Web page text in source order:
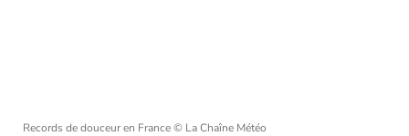
Records de douceur en France© La Chaîne Météo